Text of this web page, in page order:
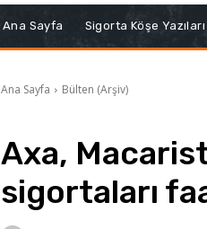
Ana Sayfa Sigorta Köşe Yazıları
Ana Sayfa Bülten (Arşiv)
Axa,
sigortaları